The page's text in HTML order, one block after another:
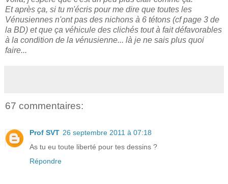
Et après ça, si tu m'écris pour me dire que toutes les
Vénusiennes n'ont pas des nichons à 6 tétons (cf page 3 de
la BD) et que ça véhicule des clichés tout à fait défavorables
à la condition de la vénusienne... là je ne sais plus quoi
faire...
67 commentaires:
Prof SVT 26 septembre 2011 à 07:18
As tu eu toute liberté pour tes dessins ?
Répondre